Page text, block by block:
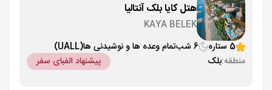
هتل کایا بلک آنتالیا
KAYA BELEK
5 ستاره
6 شب تمام وعده ها و نوشیدنی ها(UALL)
منطقه:بلک پیشنهاد الفبای سفر